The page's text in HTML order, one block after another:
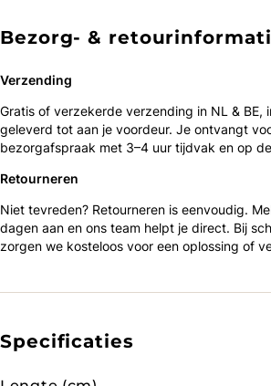
Bezorg- &
Verzending
Gratis of verzekerde verzending in NL & BE,
geleverd tot aan je voordeur. Je ontvangt
bezorgafspraak met 3–4 uur tijdvak en op
Retourneren
Niet tevreden? Retourneren is eenvoudig.
dagen aan en ons team helpt je direct. Bij
zorgen we kosteloos voor een oplossing of
Specificaties